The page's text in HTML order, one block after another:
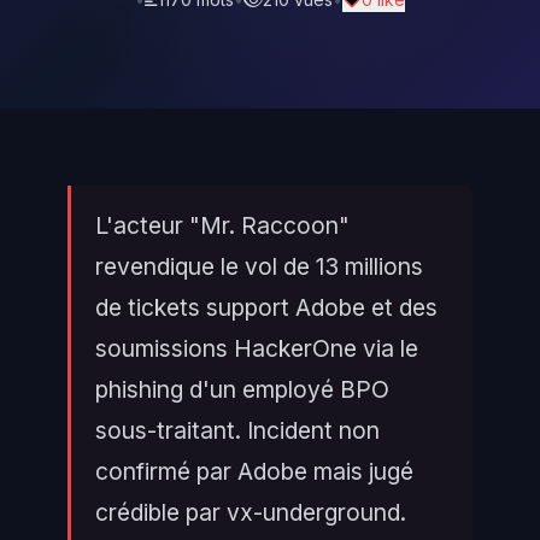
L'acteur "Mr. Raccoon"
revendique le vol de 13 millions
de tickets support Adobe et des
soumissions HackerOne via le
phishing d'un employé BPO
sous-traitant. Incident non
confirmé par Adobe mais jugé
crédible par vx-underground.